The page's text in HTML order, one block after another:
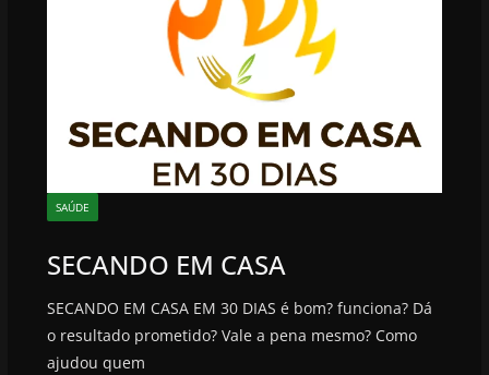
SAÚDE
SECANDO EM CASA
SECANDO EM CASA EM 30 DIAS é bom? funciona? Dá
o resultado prometido? Vale a pena mesmo? Como
ajudou quem